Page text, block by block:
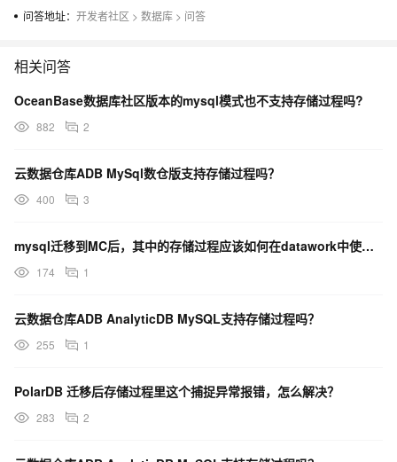
问答地址： 开发者社区 > 数据库 > 问答
相关问答
OceanBase数据库社区版本的mysql模式也不支持存储过程吗?
882 2
云数据仓库ADB MySql数仓版支持存储过程吗？
400 3
mysql迁移到MC后，其中的存储过程应该如何在datawork中使用？
174 1
云数据仓库ADB AnalyticDB MySQL支持存储过程吗？
255 1
PolarDB 迁移后存储过程里这个捕捉异常报错，怎么解决？
283 2